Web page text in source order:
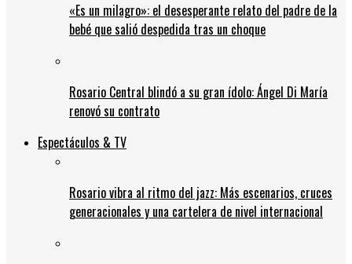
«Es un milagro»: el desesperante relato del padre de la
bebé que salió despedida tras un choque
Rosario Central blindó a su gran ídolo: Ángel Di María
renovó su contrato
Espectáculos & TV
Rosario vibra al ritmo del jazz: Más escenarios, cruces
generacionales y una cartelera de nivel internacional